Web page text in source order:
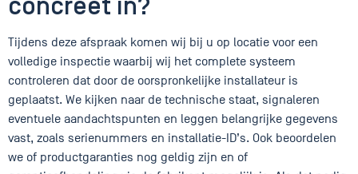
concreet in?
Tijdens deze afspraak komen wij bij u op locatie voor een
volledige inspectie waarbij wij het complete systeem
controleren dat door de oorspronkelijke installateur is
geplaatst. We kijken naar de technische staat, signaleren
eventuele aandachtspunten en leggen belangrijke gegevens
vast, zoals serienummers en installatie-ID’s. Ook beoordelen
we of productgaranties nog geldig zijn en of